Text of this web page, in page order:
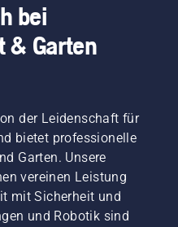
bei
& Garten
der Leidenschaft für
bietet professionelle
Garten. Unsere
vereinen Leistung
mit Sicherheit und
und Robotik sind